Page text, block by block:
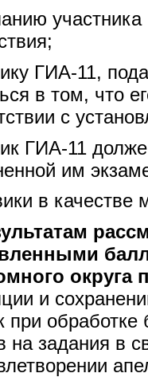
участника
ГИА-11,
в том, что
с
ГИА-11
им
в качестве
округа
и
при обработке
на задания в